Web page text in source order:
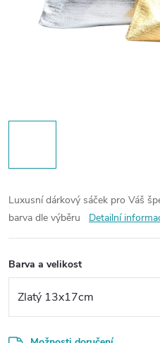
Luxusní dárkový sáček pro Váš
barva dle výběru
Detailní
Barva a velikost